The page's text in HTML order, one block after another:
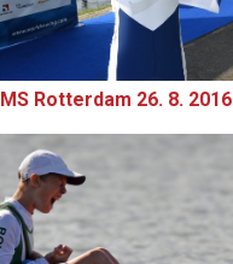
MS Rotterdam 26. 8. 2016